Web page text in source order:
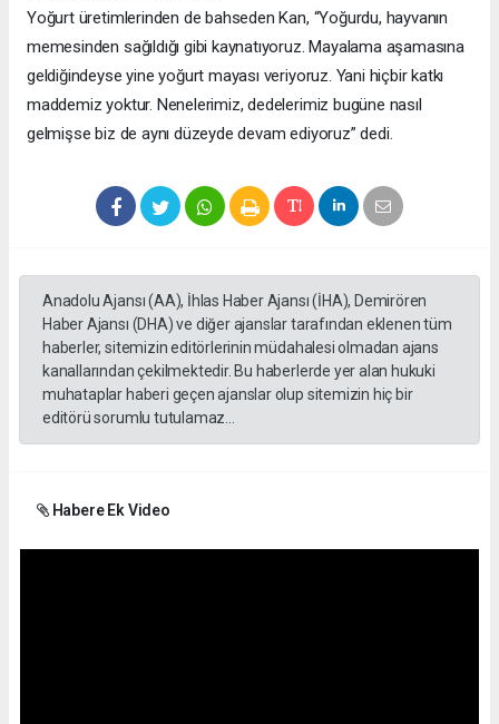
Yoğurt üretimlerinden de bahseden Kan, “Yoğurdu, hayvanın
memesinden sağıldığı gibi kaynatıyoruz. Mayalama aşamasına
geldiğindeyse yine yoğurt mayası veriyoruz. Yani hiçbir katkı
maddemiz yoktur. Nenelerimiz, dedelerimiz bugüne nasıl
gelmişse biz de aynı düzeyde devam ediyoruz” dedi.
Anadolu Ajansı (AA), İhlas Haber Ajansı (İHA), Demirören
Haber Ajansı (DHA) ve diğer ajanslar tarafından eklenen tüm
haberler, sitemizin editörlerinin müdahalesi olmadan ajans
kanallarından çekilmektedir. Bu haberlerde yer alan hukuki
muhataplar haberi geçen ajanslar olup sitemizin hiç bir
editörü sorumlu tutulamaz...
Habere Ek Video